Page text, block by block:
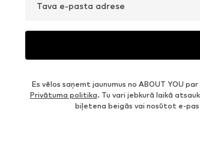
Tava e-pasta adrese
Es vēlos saņemt jaunumus no ABOUT YOU
Privātuma politika. Tu vari jebkurā laikā
biļetena beigās vai nosūtot e-